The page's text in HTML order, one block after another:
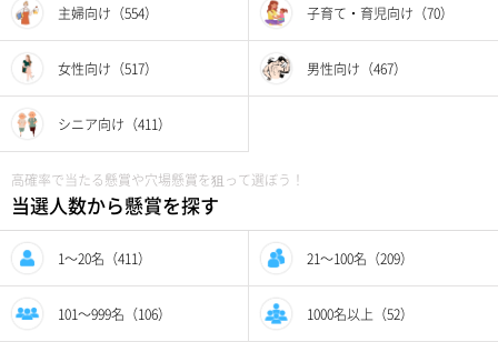
主婦向け（554） 子育て・育児向け（70）
女性向け（517） 男性向け（467）
シニア向け（411）
高確率で当たる懸賞や穴場懸賞を狙って選ぼう！
当選人数から懸賞を探す
1〜20名（411） 21〜100名（209）
101〜999名（106） 1000名以上（52）